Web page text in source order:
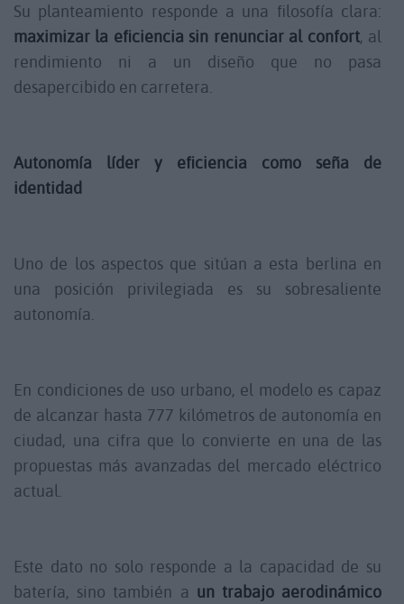
Su planteamiento responde a una filosofía clara:
maximizar la eficiencia sin renunciar al confort, al
rendimiento ni a un diseño que no pasa
desapercibido en carretera.
Autonomía líder y eficiencia como seña de
identidad
Uno de los aspectos que sitúan a esta berlina en
una posición privilegiada es su sobresaliente
autonomía.
En condiciones de uso urbano, el modelo es capaz
de alcanzar hasta 777 kilómetros de autonomía en
ciudad, una cifra que lo convierte en una de las
propuestas más avanzadas del mercado eléctrico
actual.
Este dato no solo responde a la capacidad de su
batería, sino también a un trabajo aerodinámico